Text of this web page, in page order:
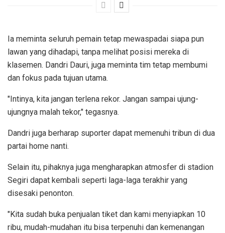
Ia meminta seluruh pemain tetap mewaspadai siapa pun
lawan yang dihadapi, tanpa melihat posisi mereka di
klasemen. Dandri Dauri, juga meminta tim tetap membumi
dan fokus pada tujuan utama.
"Intinya, kita jangan terlena rekor. Jangan sampai ujung-
ujungnya malah tekor," tegasnya.
Dandri juga berharap suporter dapat memenuhi tribun di dua
partai home nanti.
Selain itu, pihaknya juga mengharapkan atmosfer di stadion
Segiri dapat kembali seperti laga-laga terakhir yang
disesaki penonton.
"Kita sudah buka penjualan tiket dan kami menyiapkan 10
ribu, mudah-mudahan itu bisa terpenuhi dan kemenangan